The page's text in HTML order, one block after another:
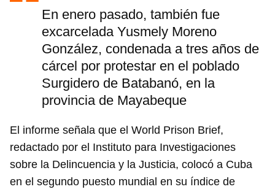
Para poder guardar como favorito, primero has de
iniciar sesión con tu cuenta de 14ymedio.
INICIAR SESIÓN CANCELAR
En enero pasado, también fue
excarcelada Yusmely Moreno
González, condenada a tres años de
cárcel por protestar en el poblado
Surgidero de Batabanó, en la
provincia de Mayabeque
El informe señala que el World Prison Brief,
redactado por el Instituto para Investigaciones
sobre la Delincuencia y la Justicia, colocó a Cuba
en el segundo puesto mundial en su índice de